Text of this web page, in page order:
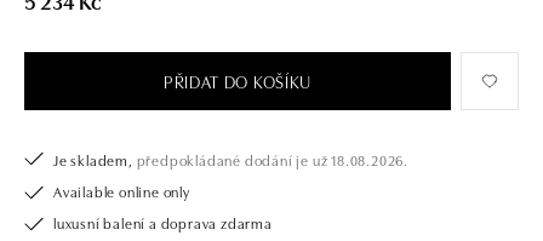
PŘIDAT DO KOŠÍKU
Je skladem, předpokládané dodání je už 18.08.2026.
Available online only
luxusní balení a doprava zdarma